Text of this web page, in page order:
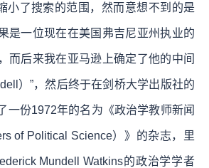
小了搜索的范围，然而意想不到的是
是一位现在在美国弗吉尼亚州执业的
而后来我在亚马逊上确定了他的中间
）”，然后终于在剑桥大学出版社的
一份1972年的名为《政治学教师新闻
of Political Science）》的杂志，里
Mundell Watkins的政治学学者